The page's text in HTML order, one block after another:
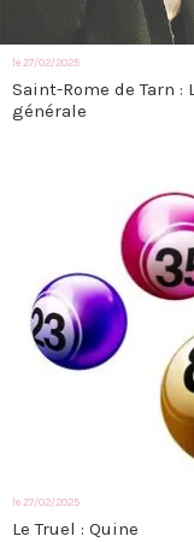
le 27/02/2025
Saint-Rome de Tarn :
générale
le 27/02/2025
Le Truel : Quine